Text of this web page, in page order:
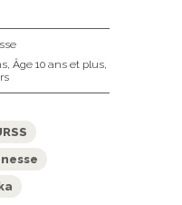
, Âge 10 ans et plus,